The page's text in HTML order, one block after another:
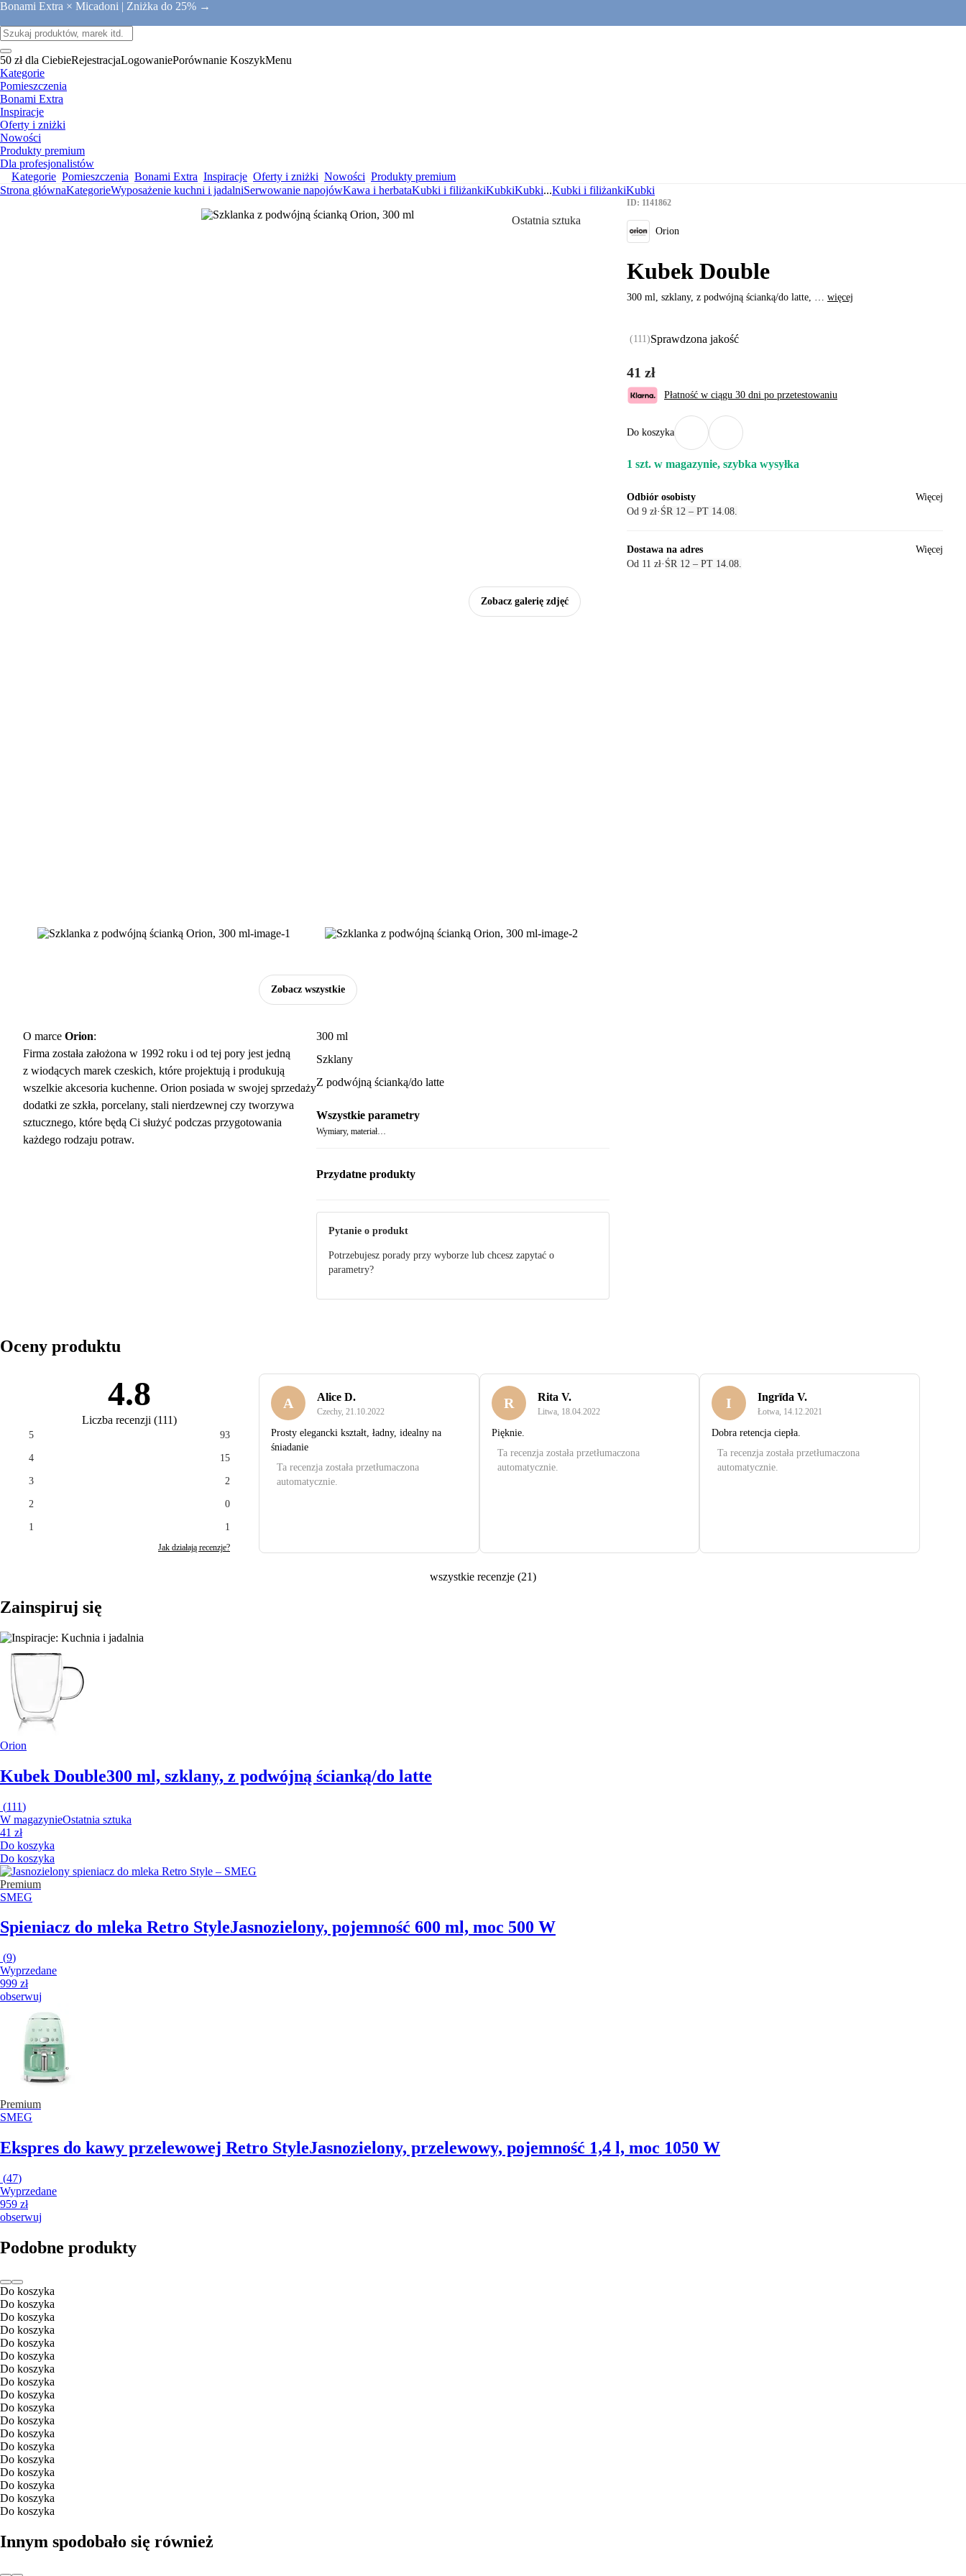
Bonami Extra × Micadoni | Zniżka do 25% →
50 zł dla CiebieRejestracjaLogowaniePorównanie KoszykMenu
Kategorie
Pomieszczenia
Bonami Extra
Inspiracje
Oferty i zniżki
Nowości
Produkty premium
Dla profesjonalistów
Kategorie Pomieszczenia Bonami Extra Inspiracje Oferty i zniżki Nowości Produkty premium
Strona głównaKategorieWyposażenie kuchni i jadalniSerwowanie napojówKawa i herbataKubki i filiżankiKubkiKubki...Kubki i filiżankiKubki
Zobacz galerię zdjęć
Zobacz wszystkie
Ostatnia sztuka
ID: 1141862
Orion
Kubek Double
300 ml, szklany, z podwójną ścianką/do latte, … więcej
(111 )Sprawdzona jakość
41 zł
Płatność w ciągu 30 dni po przetestowaniu
Do koszyka
1 szt. w magazynie, szybka wysyłka
Odbiór osobisty
Od 9 zł· ŚR 12 – PT 14.08.
Więcej
Dostawa na adres
Od 11 zł· ŚR 12 – PT 14.08.
Więcej
O marce Orion:
Firma została założona w 1992 roku i od tej pory jest jedną
z wiodących marek czeskich, które projektują i produkują
wszelkie akcesoria kuchenne. Orion posiada w swojej sprzedaży
dodatki ze szkła, porcelany, stali nierdzewnej czy tworzywa
sztucznego, które będą Ci służyć podczas przygotowania
każdego rodzaju potraw.
300 ml
Szklany
Z podwójną ścianką/do latte
Wszystkie parametry
Wymiary, materiał…
Przydatne produkty
Pytanie o produkt
Potrzebujesz porady przy wyborze lub chcesz zapytać o
parametry?
Oceny produktu
4.8
Liczba recenzji (111)
5 93
4 15
3 2
2 0
1 1
Jak działają recenzje?
A Alice D.
Czechy, 21.10.2022
Prosty elegancki kształt, ładny, idealny na
śniadanie
Ta recenzja została przetłumaczona
automatycznie.
R Rita V.
Litwa, 18.04.2022
Pięknie.
Ta recenzja została przetłumaczona
automatycznie.
I Ingrīda V.
Łotwa, 14.12.2021
Dobra retencja ciepła.
Ta recenzja została przetłumaczona
automatycznie.
wszystkie recenzje (21)
Zainspiruj się
Orion
Kubek Double300 ml, szklany, z podwójną ścianką/do latte
(111)
W magazynieOstatnia sztuka
41 zł
Do koszyka
Do koszyka
Premium
SMEG
Spieniacz do mleka Retro StyleJasnozielony, pojemność 600 ml, moc 500 W
(9)
Wyprzedane
999 zł
obserwuj
Premium
SMEG
Ekspres do kawy przelewowej Retro StyleJasnozielony, przelewowy, pojemność 1,4 l, moc 1050 W
(47)
Wyprzedane
959 zł
obserwuj
Podobne produkty
Do koszyka
Do koszyka
Do koszyka
Do koszyka
Do koszyka
Do koszyka
Do koszyka
Do koszyka
Do koszyka
Do koszyka
Do koszyka
Do koszyka
Do koszyka
Do koszyka
Do koszyka
Do koszyka
Do koszyka
Do koszyka
Innym spodobało się również